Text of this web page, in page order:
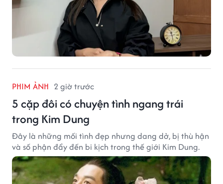
PHIM ẢNH 2 giờ trước
5 cặp đôi có chuyện tình ngang trái
trong Kim Dung
Đây là những mối tình đẹp nhưng dang dở, bị thù hận
và số phận đẩy đến bi kịch trong thế giới Kim Dung.